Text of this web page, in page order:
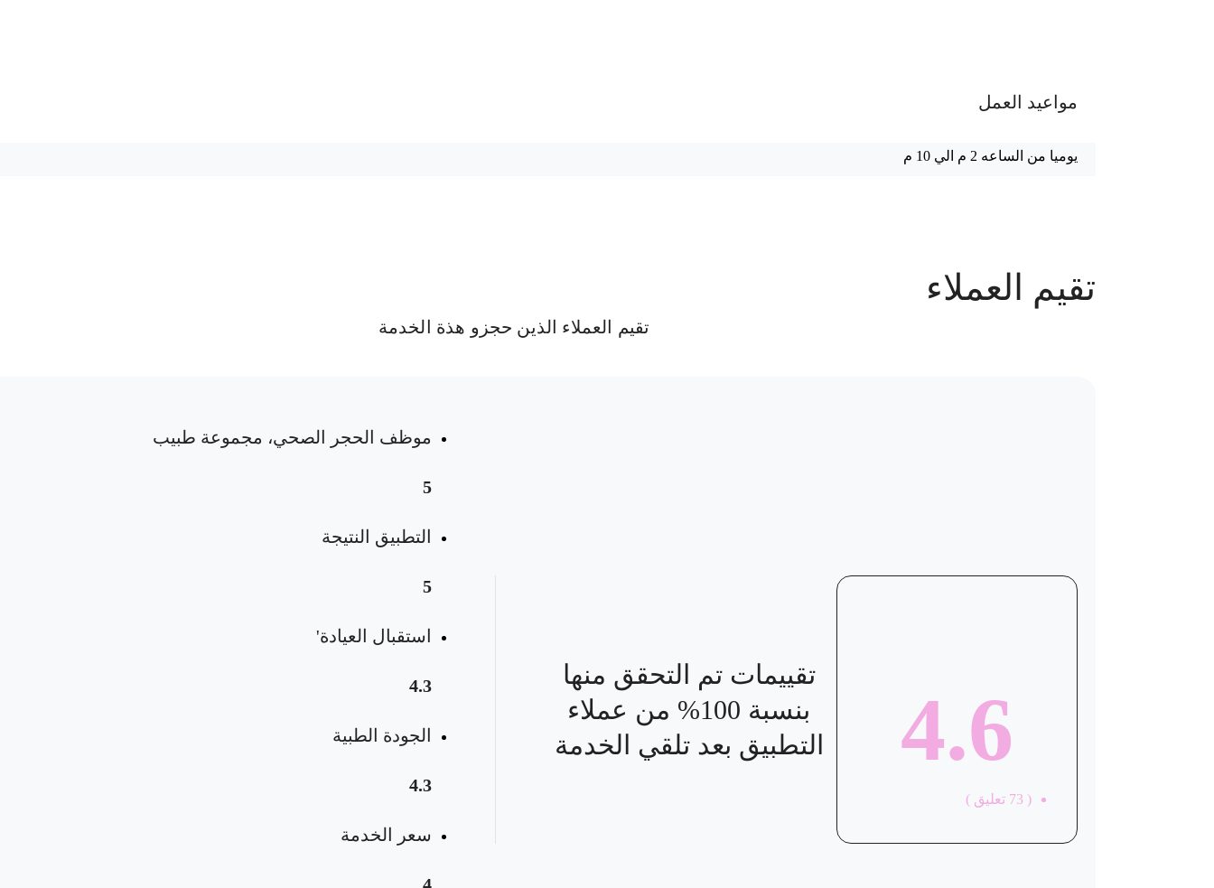
مواعيد العمل
يوميا من الساعه 2 م الي 10 م
73 حجز
تقيم العملاء
تقيم العملاء الذين حجزو هذة الخدمة
4.6
(
73 تعليق )
تقييمات تم التحقق منها
بنسبة 100% من عملاء
التطبيق بعد تلقي الخدمة
موظف الحجر الصحي، مجموعة طبيب
5
التطبيق النتيجة
5
استقبال العيادة'
4.3
الجودة الطبية
4.3
سعر الخدمة